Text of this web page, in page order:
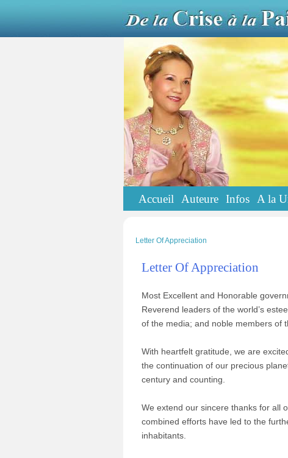
Accueil Auteure Infos A la
Letter Of Appreciation
Letter Of Appreciation
Most Excellent and Honorable
Reverend leaders of the world’s
of the media; and noble members of
With heartfelt gratitude, we are
the continuation of our precious
century and counting.
We extend our sincere thanks for all
combined efforts have led to the
inhabitants.